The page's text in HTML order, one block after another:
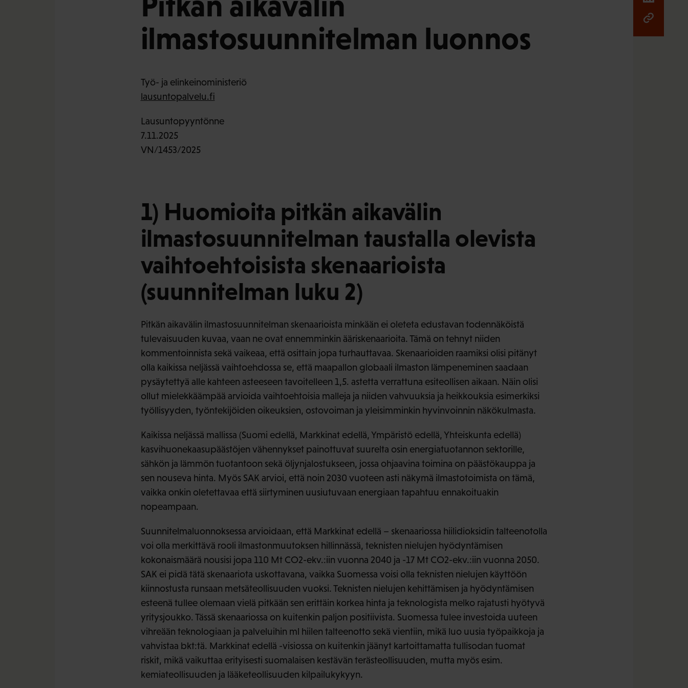
ilmastosuunnitelman luonnos
Työ- ja elinkeinoministeriö
lausuntopalvelu.fi
Lausuntopyyntönne
7.11.2025
VN/1453/2025
1) Huomioita pitkän aikavälin
ilmastosuunnitelman taustalla olevista
vaihtoehtoisista skenaarioista
(suunnitelman luku 2)
Pitkän aikavälin ilmastosuunnitelman skenaarioista minkään ei oleteta edustavan todennäköistä
tulevaisuuden kuvaa, vaan ne ovat ennemminkin ääriskenaarioita. Tämä on tehnyt niiden
kommentoinnista sekä vaikeaa, että osittain jopa turhauttavaa. Skenaarioiden raamiksi olisi pitänyt
olla kaikissa neljässä vaihtoehdossa se, että maapallon globaali ilmaston lämpeneminen saadaan
pysäytettyä alle kahteen asteeseen tavoitelleen 1,5. astetta verrattuna esiteollisen aikaan. Näin olisi
ollut mielekkäämpää arvioida vaihtoehtoisia malleja ja niiden vahvuuksia ja heikkouksia esimerkiksi
työllisyyden, työntekijöiden oikeuksien, ostovoiman ja yleisimminkin hyvinvoinnin näkökulmasta.
Kaikissa neljässä mallissa (Suomi edellä, Markkinat edellä, Ympäristö edellä, Yhteiskunta edellä)
kasvihuonekaasupäästöjen vähennykset painottuvat suurelta osin energiatuotannon sektorille,
sähkön ja lämmön tuotantoon sekä öljynjalostukseen, jossa ohjaavina toimina on päästökauppa ja
sen nouseva hinta. Myös SAK arvioi, että noin 2030 vuoteen asti näkymä ilmastotoimista on tämä,
vaikka onkin oletettavaa että siirtyminen uusiutuvaan energiaan tapahtuu ennakoituakin
nopeampaan.
Suunnitelmaluonnoksessa arvioidaan, että Markkinat edellä – skenaariossa hiilidioksidin talteenotolla
voi olla merkittävä rooli ilmastonmuutoksen hillinnässä, teknisten nielujen hyödyntämisen
kokonaismäärä nousisi jopa 110 Mt CO2-ekv.:iin vuonna 2040 ja -17 Mt CO2-ekv.:iin vuonna 2050.
SAK ei pidä tätä skenaariota uskottavana, vaikka Suomessa voisi olla teknisten nielujen käyttöön
kiinnostusta runsaan metsäteollisuuden vuoksi. Teknisten nielujen kehittämisen ja hyödyntämisen
esteenä tullee olemaan vielä pitkään sen erittäin korkea hinta ja teknologista melko rajatusti hyötyvä
yritysjoukko. Tässä skenaariossa on kuitenkin paljon positiivista. Suomessa tulee investoida uuteen
vihreään teknologiaan ja palveluihin ml hiilen talteenotto sekä vientiin, mikä luo uusia työpaikkoja ja
vahvistaa bkt:tä. Markkinat edellä -visiossa on kuitenkin jäänyt kartoittamatta tullisodan tuomat
riskit, mikä vaikuttaa erityisesti suomalaisen kestävän terästeollisuuden, mutta myös esim.
kemiateollisuuden ja lääketeollisuuden kilpailukykyyn.